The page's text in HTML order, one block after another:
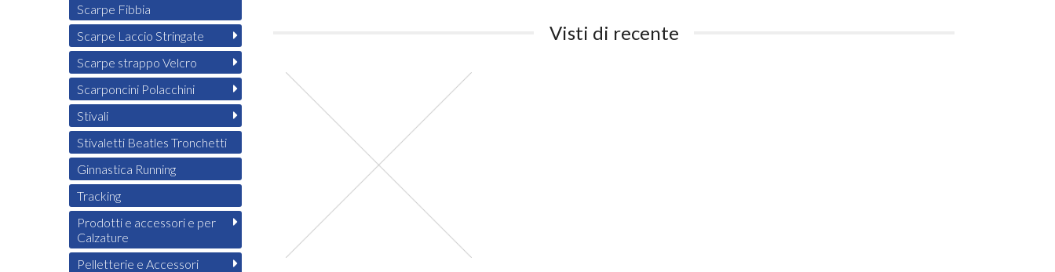
Visti di recente
Scarpe Fibbia
Scarpe Laccio Stringate
Scarpe strappo Velcro
Scarponcini Polacchini
Stivali
Stivaletti Beatles Tronchetti
Ginnastica Running
Tracking
Prodotti e accessori e per
Calzature
Pelletterie e Accessori